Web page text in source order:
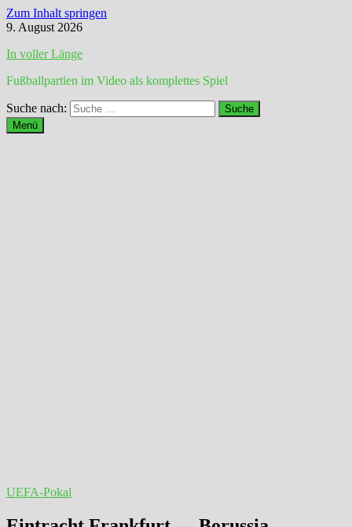
Zum Inhalt springen
9. August 2026
In voller Länge
Fußballpartien im Video als komplettes Spiel
Suche nach:
Menü
UEFA-Pokal